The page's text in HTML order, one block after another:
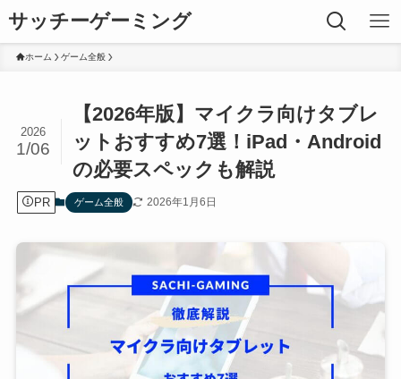
サッチーゲーミング
ホーム ゲーム全般
【2026年版】マイクラ向けタブレ
ットおすすめ7選！iPad・Android
の必要スペックも解説
2026
1/06
PR ゲーム全般 2026年1月6日